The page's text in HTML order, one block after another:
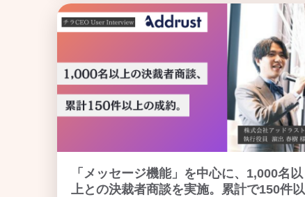
「メッセージ機能」を中心に、1,000名以
上との決裁者商談を実施。累計で150件以